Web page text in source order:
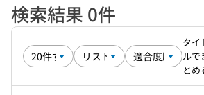
検索結果 0件
タイ
ルで
とめ